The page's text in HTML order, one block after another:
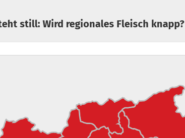
still: Wird regionales Fleisch knapp?